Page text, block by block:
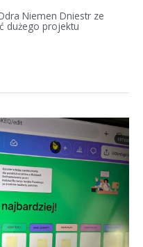
Niemen Dniestr ze
dużego projektu